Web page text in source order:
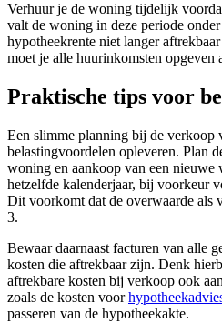
Verhuur je de woning tijdelijk
valt de woning in deze periode
hypotheekrente niet langer
moet je alle huurinkomsten opgeven
Praktische tips voor
Een slimme planning bij de verkoop
belastingvoordelen opleveren. Plan
woning en aankoop van een
hetzelfde kalenderjaar, bij voorkeur
Dit voorkomt dat de overwaarde als
3.
Bewaar daarnaast facturen van alle
kosten die aftrekbaar zijn. Denk
aftrekbare kosten bij verkoop ook
zoals de kosten voor
passeren van de hypotheekakte.